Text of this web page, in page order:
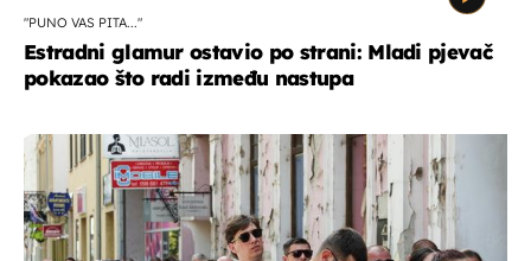
"PUNO VAS PITA..."
Estradni glamur ostavio po strani: Mladi pjevač
pokazao što radi između nastupa